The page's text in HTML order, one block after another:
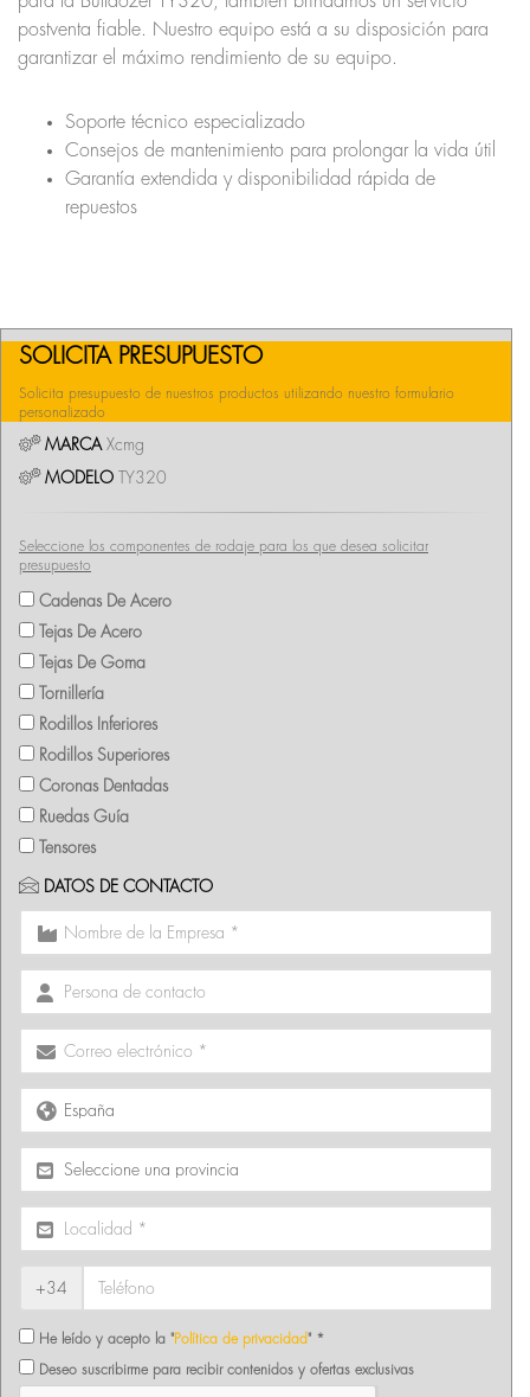
postventa fiable. Nuestro equipo está a su disposición para
garantizar el máximo rendimiento de su equipo.
Soporte técnico especializado
Consejos de mantenimiento para prolongar la vida útil
Garantía extendida y disponibilidad rápida de
repuestos
SOLICITA PRESUPUESTO
Solicita presupuesto de nuestros productos utilizando nuestro formulario
personalizado
MARCA Xcmg
MODELO TY320
Seleccione los componentes de rodaje para los que desea solicitar
presupuesto
Cadenas De Acero
Tejas De Acero
Tejas De Goma
Tornillería
Rodillos Inferiores
Rodillos Superiores
Coronas Dentadas
Ruedas Guía
Tensores
DATOS DE CONTACTO
+34
He leído y acepto la "Política de privacidad" *
Deseo suscribirme para recibir contenidos y ofertas exclusivas